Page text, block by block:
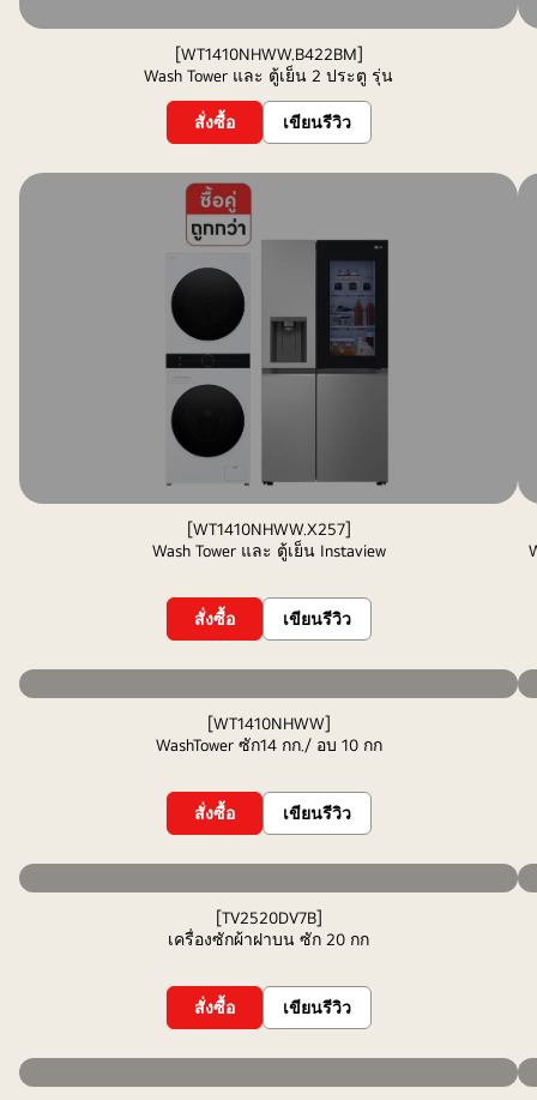
[WT1410NHWW.B422BM]
Wash Tower และ ตู้เย็น 2 ประตู รุ่น
สั่งซื้อ เขียนรีวิว
[WT1410NHWW.X257]
Wash Tower และ ตู้เย็น Instaview
สั่งซื้อ เขียนรีวิว
[WT1410NHWW]
WashTower ซัก14 กก./ อบ 10 กก
สั่งซื้อ เขียนรีวิว
[TV2520DV7B]
เครื่องซักผ้าฝาบน ซัก 20 กก
สั่งซื้อ เขียนรีวิว